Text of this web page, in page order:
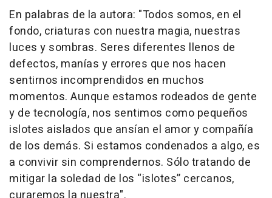
En palabras de la autora: "Todos somos, en el
fondo, criaturas con nuestra magia, nuestras
luces y sombras. Seres diferentes llenos de
defectos, manías y errores que nos hacen
sentirnos incomprendidos en muchos
momentos. Aunque estamos rodeados de gente
y de tecnología, nos sentimos como pequeños
islotes aislados que ansían el amor y compañía
de los demás. Si estamos condenados a algo, es
a convivir sin comprendernos. Sólo tratando de
mitigar la soledad de los “islotes” cercanos,